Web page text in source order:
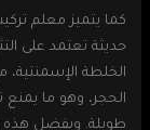
كما يتميز معلم
حديثة تعتمد على
الخلطة الإسمنتية،
الحجر، وهو ما
طويلة. وبفضل هذه